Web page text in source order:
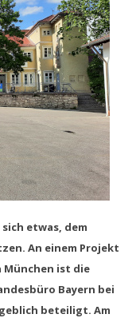
etwas, dem
An einem Projekt
München ist die
Bayern bei
beteiligt. Am